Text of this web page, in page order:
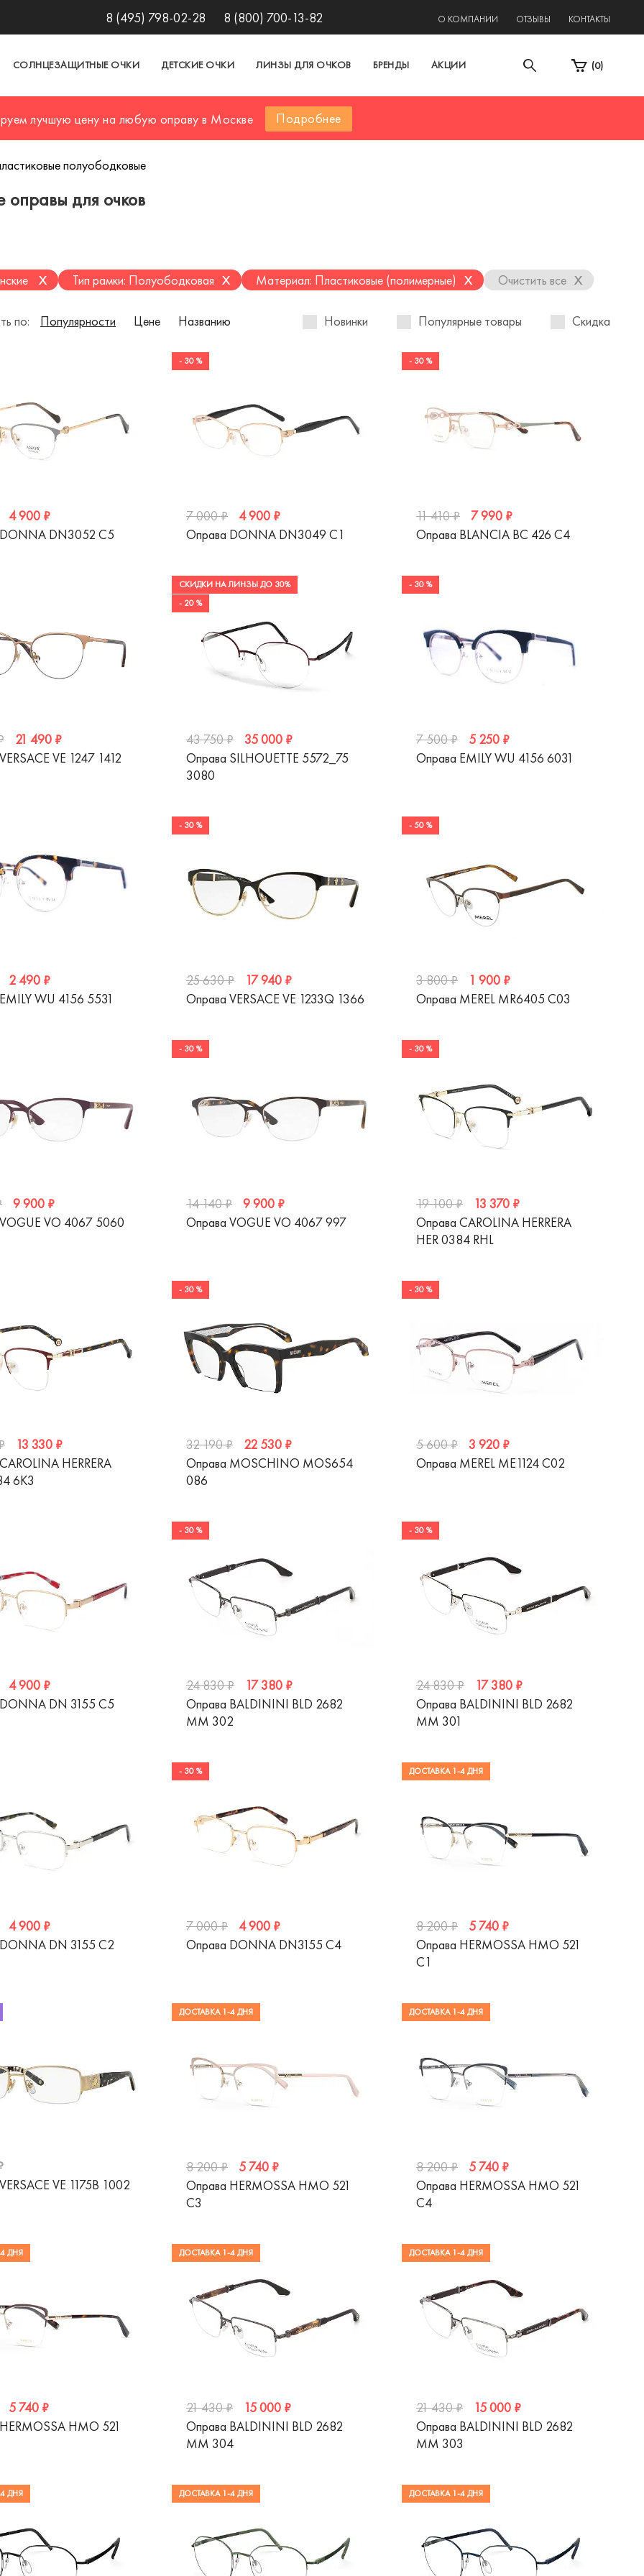
8 (495) 798-02-28 8 (800) 700-13-82 О КОМПАНИИ ОТЗЫВЫ КОНТАКТЫ
СОЛНЦЕЗАЩИТНЫЕ ОЧКИ ДЕТСКИЕ ОЧКИ ЛИНЗЫ ДЛЯ ОЧКОВ БРЕНДЫ АКЦИИ (0)
лучшую цену на любую оправу в Москве Подробнее
полуободковые
оправы для очков
x Тип рамки: Полуободковая x Материал: Пластиковые (полимерные) x Очистить все x
по: Популярности Цене Названию Новинки Популярные товары Скидка
4 900 ₽
DN3052 C5
- 30 %
7 000 ₽
4 900 ₽
Оправа DONNA DN3049 C1
- 30 %
11 410 ₽
7 990 ₽
Оправа BLANCIA BC 426 C4
21 490 ₽
VE 1247 1412
СКИДКИ НА ЛИНЗЫ ДО 30%
- 20 %
43 750 ₽
35 000 ₽
Оправа SILHOUETTE 5572_75
3080
- 30 %
7 500 ₽
5 250 ₽
Оправа EMILY WU 4156 6031
2 490 ₽
WU 4156 5531
- 30 %
25 630 ₽
17 940 ₽
Оправа VERSACE VE 1233Q 1366
- 50 %
3 800 ₽
1 900 ₽
Оправа MEREL MR6405 С03
9 900 ₽
VO 4067 5060
- 30 %
14 140 ₽
9 900 ₽
Оправа VOGUE VO 4067 997
- 30 %
19 100 ₽
13 370 ₽
Оправа CAROLINA HERRERA
HER 0384 RHL
13 330 ₽
HERRERA
6K3
- 30 %
32 190 ₽
22 530 ₽
Оправа MOSCHINO MOS654
086
- 30 %
5 600 ₽
3 920 ₽
Оправа MEREL ME1124 C02
4 900 ₽
DN 3155 C5
- 30 %
24 830 ₽
17 380 ₽
Оправа BALDININI BLD 2682
MM 302
- 30 %
24 830 ₽
17 380 ₽
Оправа BALDININI BLD 2682
MM 301
4 900 ₽
DN 3155 C2
- 30 %
7 000 ₽
4 900 ₽
Оправа DONNA DN3155 C4
ДОСТАВКА 1-4 ДНЯ
8 200 ₽
5 740 ₽
Оправа HERMOSSA HMO 521
C1
VE 1175B 1002
ДОСТАВКА 1-4 ДНЯ
8 200 ₽
5 740 ₽
Оправа HERMOSSA HMO 521
C3
ДОСТАВКА 1-4 ДНЯ
8 200 ₽
5 740 ₽
Оправа HERMOSSA HMO 521
C4
ДНЯ
5 740 ₽
HMO 521
ДОСТАВКА 1-4 ДНЯ
21 430 ₽
15 000 ₽
Оправа BALDININI BLD 2682
MM 304
ДОСТАВКА 1-4 ДНЯ
21 430 ₽
15 000 ₽
Оправа BALDININI BLD 2682
MM 303
ДНЯ ДОСТАВКА 1-4 ДНЯ ДОСТАВКА 1-4 ДНЯ